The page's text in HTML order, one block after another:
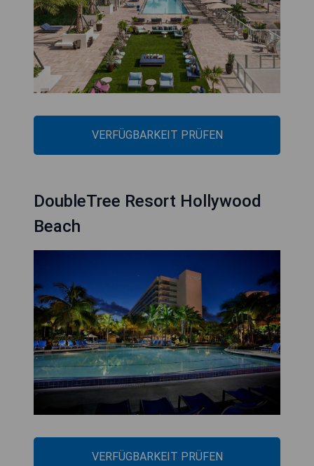
VERFÜGBARKEIT PRÜFEN
DoubleTree Resort Hollywood
Beach
VERFÜGBARKEIT PRÜFEN